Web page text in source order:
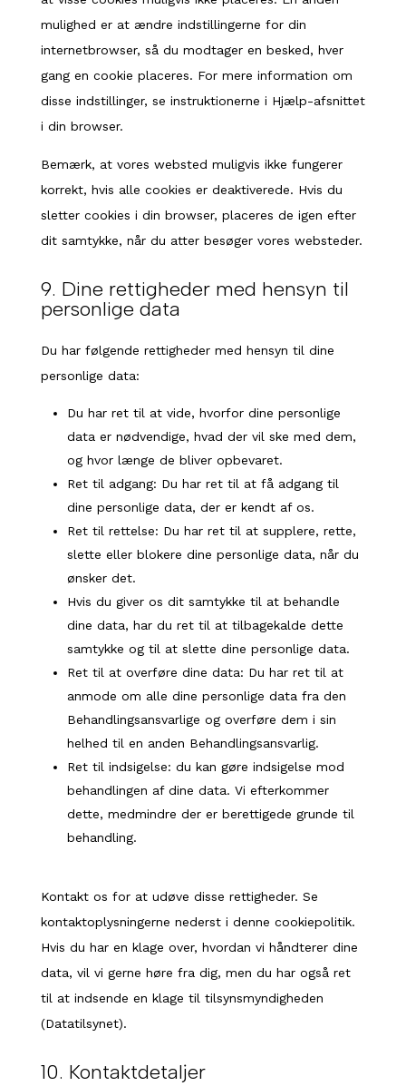
mulighed er at ændre indstillingerne for din
internetbrowser, så du modtager en besked, hver
gang en cookie placeres. For mere information om
disse indstillinger, se instruktionerne i Hjælp-afsnittet
i din browser.
Bemærk, at vores websted muligvis ikke fungerer
korrekt, hvis alle cookies er deaktiverede. Hvis du
sletter cookies i din browser, placeres de igen efter
dit samtykke, når du atter besøger vores websteder.
9. Dine rettigheder med hensyn til
personlige data
Du har følgende rettigheder med hensyn til dine
personlige data:
Du har ret til at vide, hvorfor dine personlige
data er nødvendige, hvad der vil ske med dem,
og hvor længe de bliver opbevaret.
Ret til adgang: Du har ret til at få adgang til
dine personlige data, der er kendt af os.
Ret til rettelse: Du har ret til at supplere, rette,
slette eller blokere dine personlige data, når du
ønsker det.
Hvis du giver os dit samtykke til at behandle
dine data, har du ret til at tilbagekalde dette
samtykke og til at slette dine personlige data.
Ret til at overføre dine data: Du har ret til at
anmode om alle dine personlige data fra den
Behandlingsansvarlige og overføre dem i sin
helhed til en anden Behandlingsansvarlig.
Ret til indsigelse: du kan gøre indsigelse mod
behandlingen af ​​dine data. Vi efterkommer
dette, medmindre der er berettigede grunde til
behandling.
Kontakt os for at udøve disse rettigheder. Se
kontaktoplysningerne nederst i denne cookiepolitik.
Hvis du har en klage over, hvordan vi håndterer dine
data, vil vi gerne høre fra dig, men du har også ret
til at indsende en klage til tilsynsmyndigheden
(Datatilsynet).
10. Kontaktdetaljer